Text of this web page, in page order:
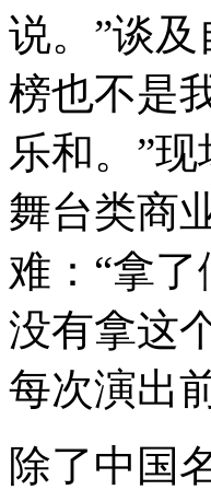
说。”谈
榜也不是
乐和。”
舞台类商
难：“拿
没有拿这
每次演出
除了中国